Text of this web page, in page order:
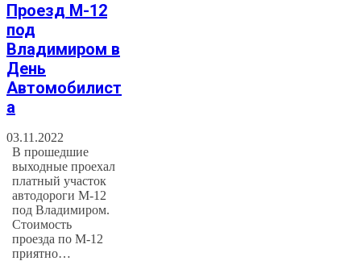
Проезд М-12
под
Владимиром в
День
Автомобилист
а
03.11.2022
В прошедшие
выходные проехал
платный участок
автодороги М-12
под Владимиром.
Стоимость
проезда по М-12
приятно…